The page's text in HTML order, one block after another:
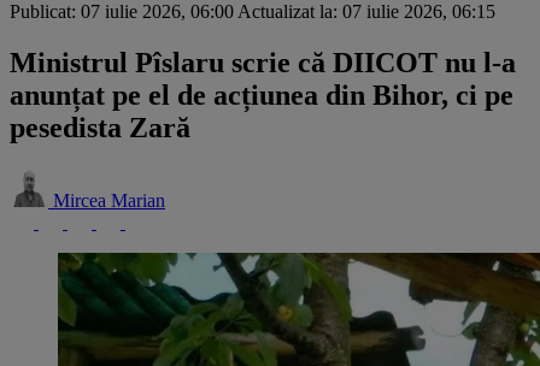
Publicat: 07 iulie 2026, 06:00 Actualizat la: 07 iulie 2026, 06:15
Ministrul Pîslaru scrie că DIICOT nu l-a
anunțat pe el de acțiunea din Bihor, ci pe
pesedista Zară
Mircea Marian